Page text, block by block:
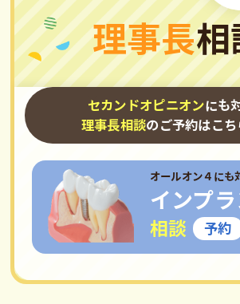
理事長相
セカンドオピニオンにも
理事長相談のご予約はこち
オールオン４ にも
インプラ
相談 予約